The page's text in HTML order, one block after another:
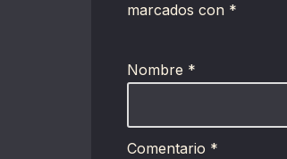
marcados con *
Nombre *
Comentario *